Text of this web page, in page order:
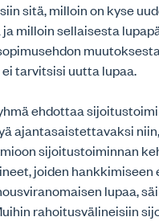
sitä, milloin on kyse
milloin sellaisesta
tarvitsisi uutta lupaa.
ehdottaa
ajantasaistettavaksi
sijoitustoiminnan
joiden hankkimiseen
lupaa,
rahoitusvälineisiin